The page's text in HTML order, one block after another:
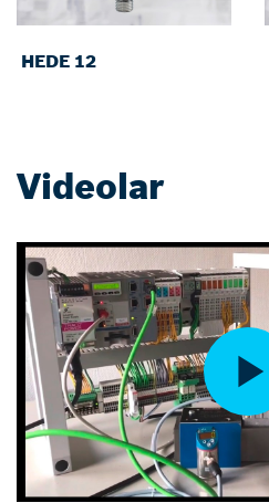
HEDE 12
Videolar